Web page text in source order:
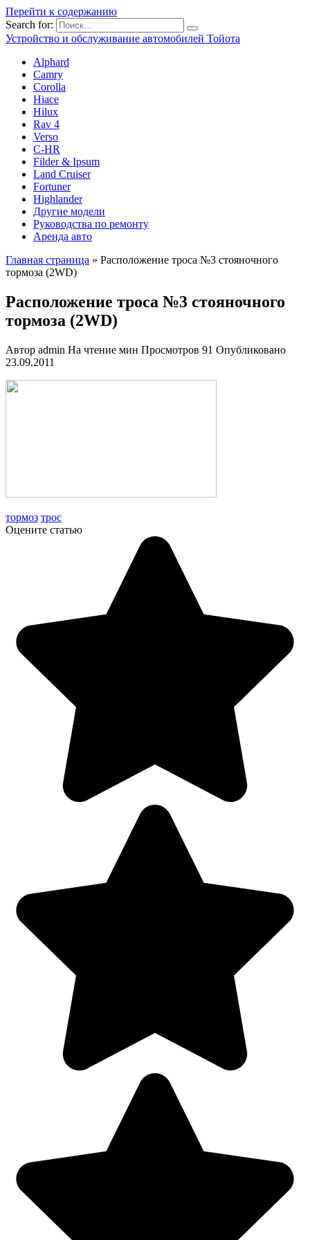
Перейти к содержанию
Search for:
Устройство и обслуживание автомобилей Тойота
Alphard
Camry
Corolla
Hiace
Hilux
Rav 4
Verso
C-HR
Filder & Ipsum
Land Cruiser
Fortuner
Highlander
Другие модели
Руководства по ремонту
Аренда авто
Главная страница » Расположение троса №3 стояночного
тормоза (2WD)
Расположение троса №3 стояночного
тормоза (2WD)
Автор admin На чтение мин Просмотров 91 Опубликовано
23.09.2011
тормоз трос
Оцените статью